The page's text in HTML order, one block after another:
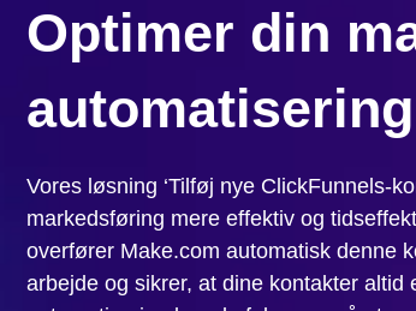
Optimer din
automatisering
Vores løsning ‘Tilføj nye ClickFunnels-
markedsføring mere effektiv og
overfører Make.com automatisk denne
arbejde og sikrer, at dine kontakter